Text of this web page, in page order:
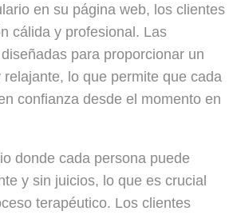
en su página web, los clientes
cálida y profesional. Las
para proporcionar un
lo que permite que cada
confianza desde el momento en
donde cada persona puede
y sin juicios, lo que es crucial
terapéutico. Los clientes